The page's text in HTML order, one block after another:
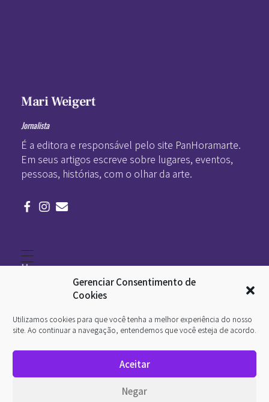
Gerenciar Consentimento de
Cookies
Utilizamos cookies para que você tenha a melhor experiência do nosso
site. Ao continuar a navegação, entendemos que você esteja de acordo.
Aceitar
Negar
Mari Weigert
Jornalista
É a editora e responsável pelo site PanHoramarte.
Em seus artigos escreve sobre lugares, eventos,
pessoas, histórias, com o olhar da arte.
Home
Arte
O que é arte
InternetArt
Quem somos
viajamos nessa poética. Todos os direitos reservados